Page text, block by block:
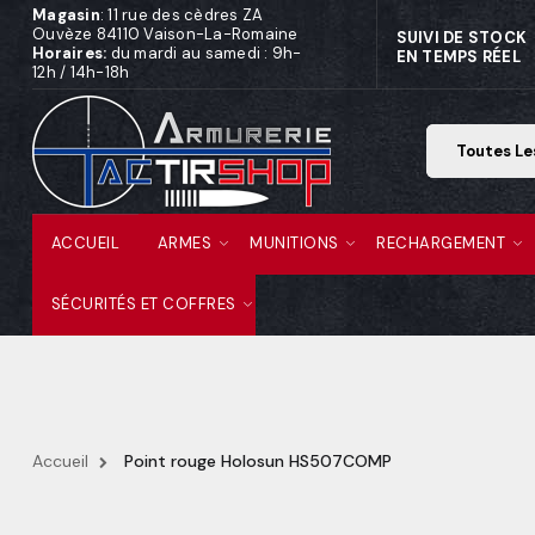
Magasin: 11 rue des cèdres ZA
Ouvèze 84110 Vaison-La-Romaine
Horaires: du mardi au samedi : 9h-
12h / 14h-18h
SUIVI DE STOCK
EN TEMPS RÉEL
ACCUEIL ARMES MUNITIONS RECHARGEMENT
SÉCURITÉS ET COFFRES
Accueil Point rouge Holosun HS507COMP